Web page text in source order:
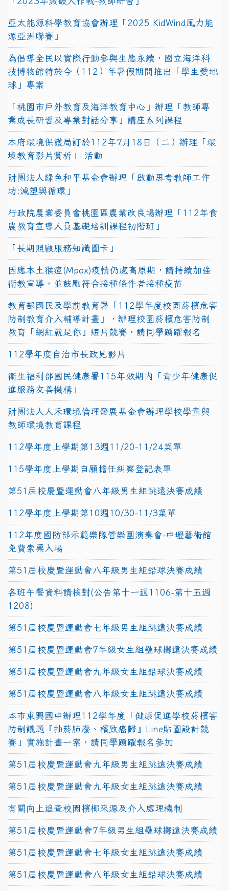
亞太能源科學教育協會辦理「2025 KidWind風力能
源亞洲聯賽」
為倡導全民以實際行動參與生態永續，國立海洋科
技博物館特於今（112）年暑假期間推出「學生愛地
球」專案
「桃園市戶外教育及海洋教育中心」辦理「教師專
業成長研習及專業對話分享」講座系列課程
本府環境保護局訂於112年7月18日（二）辦理「環
境教育影片賞析」 活動
財團法人綠色和平基金會辦理「啟動思考教師工作
坊:減塑與循環」
行政院農業委員會桃園區農業改良場辦理「112年食
農教育宣導人員基礎培訓課程初階班」
「長期照顧服務知識圖卡」
因應本土猴痘(Mpox)疫情仍處高原期，請持續加強
衛教宣導，並鼓勵符合接種條件者接種疫苗
教育部國民及學前教育署「112學年度校園菸檳危害
防制教育介入輔導計畫」，辦理校園菸檳危害防制
教育「網紅就是你」短片競賽，請同學踴躍報名
112學年度自治市長政見影片
衛生福利部國民健康署115年效期內「青少年健康促
進服務友善機構」
財團法人人禾環境倫理發展基金會辦理學校學童與
教師環境教育課程
112學年度上學期第13週11/20-11/24菜單
115學年度上學期自願擔任糾察登記表單
第51屆校慶暨運動會八年級男生組跳遠決賽成績
112學年度上學期第10週10/30-11/3菜單
112年度國防部示範樂隊管樂團演奏會-中壢藝術館
免費索票入場
第51屆校慶暨運動會八年級男生組鉛球決賽成績
各班午餐資料請核對(公告第十一週1106-第十五週
1208)
第51屆校慶暨運動會七年級男生組跳遠決賽成績
第51屆校慶暨運動會7年級女生組壘球擲遠決賽成績
第51屆校慶暨運動會九年級女生組鉛球決賽成績
第51屆校慶暨運動會八年級女生組跳遠決賽成績
本市東興國中辦理112學年度「健康促進學校菸檳害
防制議題『抽菸肺廢、檳致癌歸』Line貼圖設計競
賽」實施計畫一案，請同學踴躍報名參加
第51屆校慶暨運動會九年級男生組跳遠決賽成績
第51屆校慶暨運動會九年級女生組跳遠決賽成績
有關向上追查校園檳榔來源及介入處理機制
第51屆校慶暨運動會7年級男生組壘球擲遠決賽成績
第51屆校慶暨運動會七年級女生組跳遠決賽成績
第51屆校慶暨運動會八年級女生組鉛球決賽成績